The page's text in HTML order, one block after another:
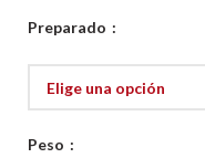
Preparado
Peso